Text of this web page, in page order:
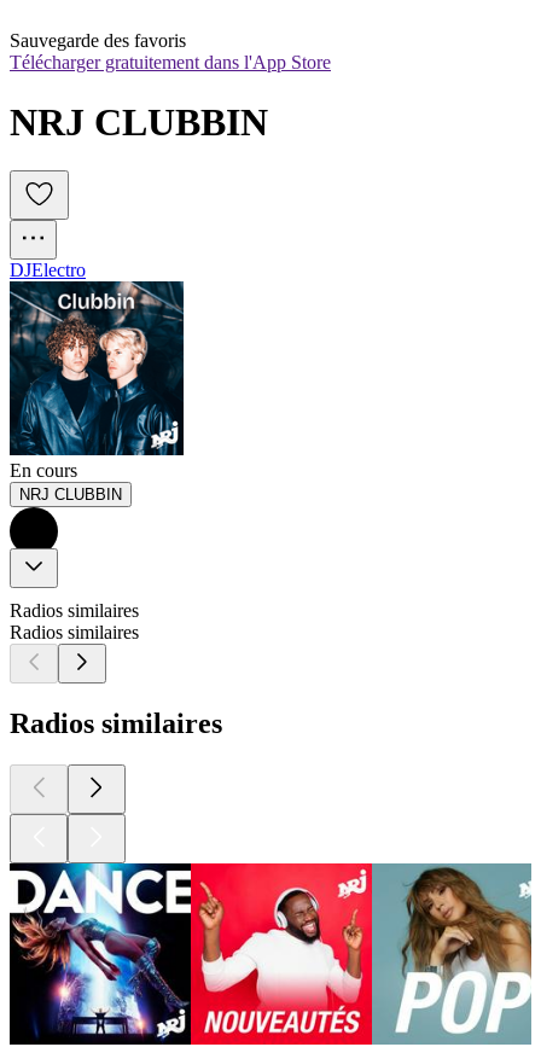
Sauvegarde des favoris
Télécharger gratuitement dans l'App Store
NRJ CLUBBIN
DJElectro
En cours
NRJ CLUBBIN
Radios similaires
Radios similaires
Radios similaires